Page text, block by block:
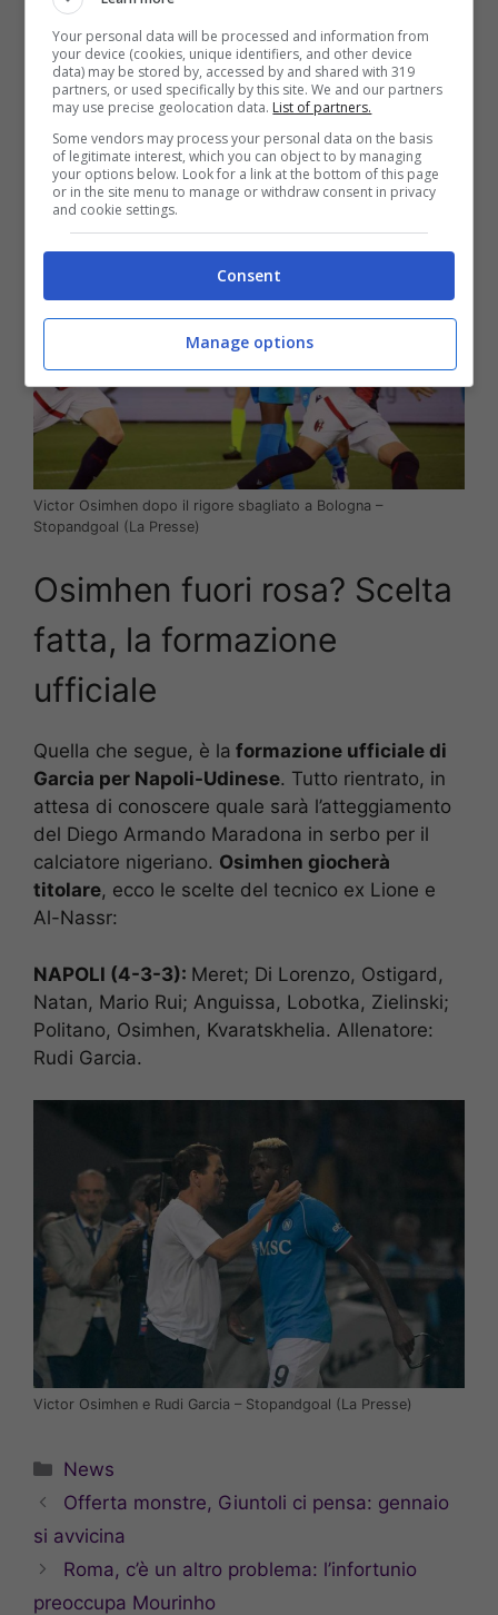
E sui social, alcuni tifosi chiedono a gran voce
l’esclusione dal campo, conOsimhen fuori rosa
per l’atteggiamento avuto . E soprattutto scuse
pubbliche nei riguardi dei tifosi, ancor prima di
quelle alla società.
Victor Osimhen dopo il rigore sbagliato a Bologna –
Stopandgoal (La Presse)
Osimhen fuori rosa? Scelta
fatta, la formazione
ufficiale
Quella che segue, è la formazione ufficiale di
Garcia per Napoli-Udinese. Tutto rientrato, in
attesa di conoscere quale sarà l’atteggiamento
del Diego Armando Maradona in serbo per il
calciatore nigeriano. Osimhen giocherà
titolare, ecco le scelte del tecnico ex Lione e
Al-Nassr:
NAPOLI (4-3-3): Meret; Di Lorenzo, Ostigard,
Natan, Mario Rui; Anguissa, Lobotka, Zielinski;
Politano, Osimhen, Kvaratskhelia. Allenatore:
Rudi Garcia.
Victor Osimhen e Rudi Garcia – Stopandgoal (La Presse)
Categorie
News
Offerta monstre, Giuntoli ci pensa: gennaio
si avvicina
Roma, c’è un altro problema: l’infortunio
preoccupa Mourinho
Your personal data will be processed and information from
your device (cookies, unique identifiers, and other device
data) may be stored by, accessed by and shared with 319
partners, or used specifically by this site. We and our partners
may use precise geolocation data. List of partners.
Some vendors may process your personal data on the basis
of legitimate interest, which you can object to by managing
your options below. Look for a link at the bottom of this page
or in the site menu to manage or withdraw consent in privacy
and cookie settings.
Consent
Manage options